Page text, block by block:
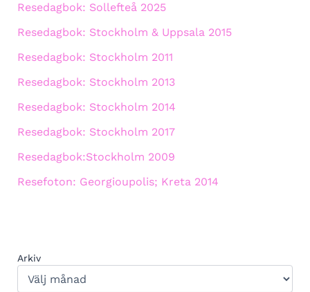
Resedagbok: Sollefteå 2025
Resedagbok: Stockholm & Uppsala 2015
Resedagbok: Stockholm 2011
Resedagbok: Stockholm 2013
Resedagbok: Stockholm 2014
Resedagbok: Stockholm 2017
Resedagbok:Stockholm 2009
Resefoton: Georgioupolis; Kreta 2014
Arkiv